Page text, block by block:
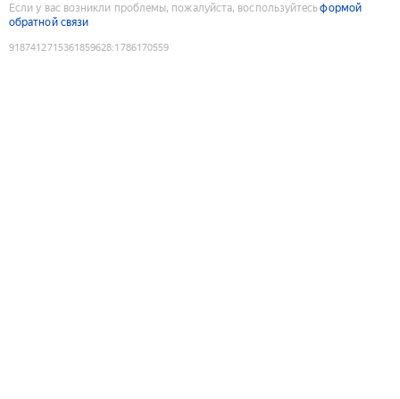
Если у вас возникли проблемы, пожалуйста, воспользуйтесьформой
обратной связи
9187412715361859628:1786170559